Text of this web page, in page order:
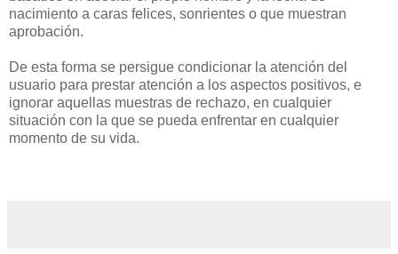
nacimiento a caras felices, sonrientes o que muestran
aprobación.
De esta forma se persigue condicionar la atención del
usuario para prestar atención a los aspectos positivos, e
ignorar aquellas muestras de rechazo, en cualquier
situación con la que se pueda enfrentar en cualquier
momento de su vida.